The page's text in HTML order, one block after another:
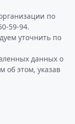
по
59-94.
уточнить по
данных о
этом, указав